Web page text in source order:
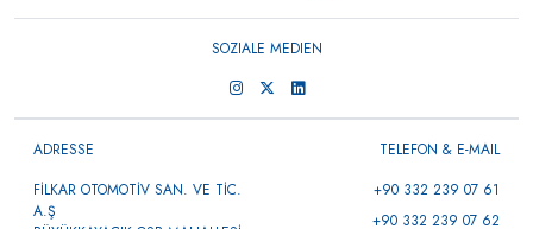
SOZIALE MEDIEN
ADRESSE
FİLKAR OTOMOTİV SAN. VE TİC.
A.Ş
TELEFON & E-MAIL
+90 332 239 07 61
+90 332 239 07 62